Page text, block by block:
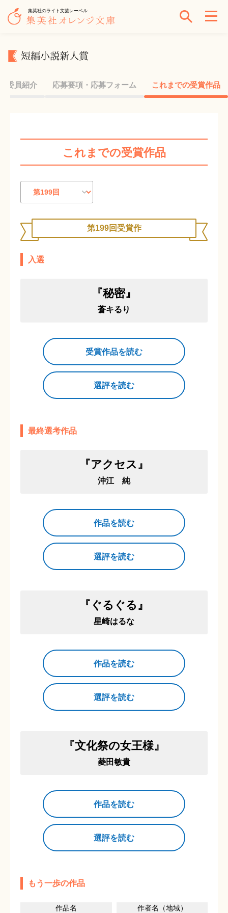
集英社のライト文芸レーベル
短編小説新人賞
委員紹介 応募要項・応募フォーム これまでの受賞作品
これまでの受賞作品
第199回受賞作
入選
『秘密』
蒼キるり
受賞作品を読む
選評を読む
最終選考作品
『アクセス』
沖江 純
作品を読む
選評を読む
『ぐるぐる』
星崎はるな
作品を読む
選評を読む
『文化祭の女王様』
菱田敏貴
作品を読む
選評を読む
もう一歩の作品
作品名 作者名（地域）